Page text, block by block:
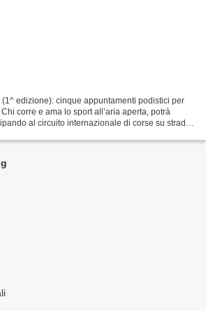
edizione): cinque appuntamenti podistici per
corre e ama lo sport all’aria aperta, potrà
al circuito internazionale di corse su strada